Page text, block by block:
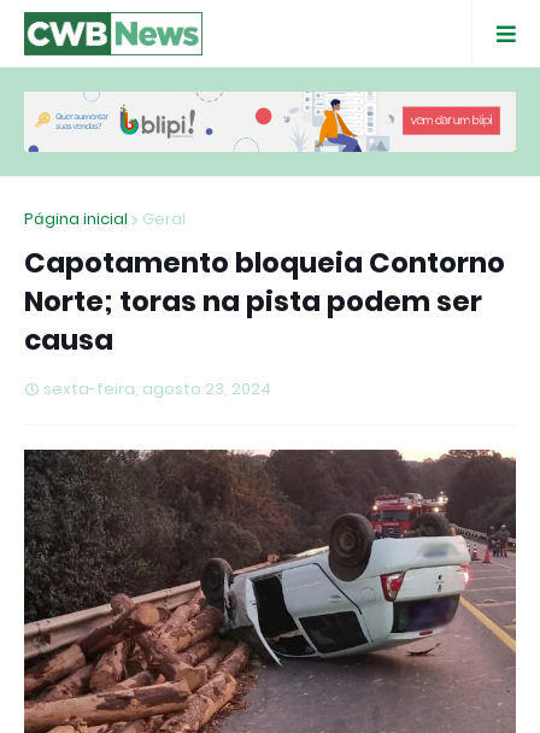
Página inicial Geral
Capotamento bloqueia Contorno
Norte; toras na pista podem ser
causa
sexta-feira, agosto 23, 2024